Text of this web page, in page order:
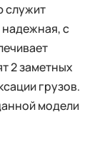
служит
надежная, с
2 заметных
грузов.
модели